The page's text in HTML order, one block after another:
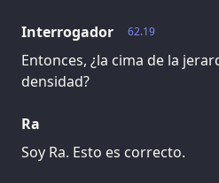
62.19
Interrogador
Entonces, ¿la cima de la
densidad?
Ra
Soy Ra. Esto es correcto.